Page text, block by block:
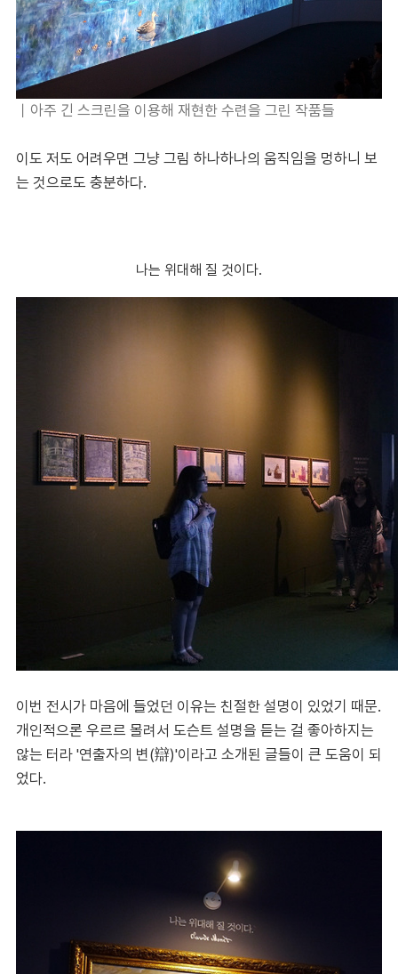
｜ 아주 긴 스크린을 이용해 재현한 수련을 그린 작품들
이도 저도 어려우면 그냥 그림 하나하나의 움직임을 멍하니 보
는 것으로도 충분하다.
나는 위대해 질 것이다.
이번 전시가 마음에 들었던 이유는 친절한 설명이 있었기 때문.
개인적으론 우르르 몰려서 도슨트 설명을 듣는 걸 좋아하지는
않는 터라 '연출자의 변(辯)'이라고 소개된 글들이 큰 도움이 되
었다.